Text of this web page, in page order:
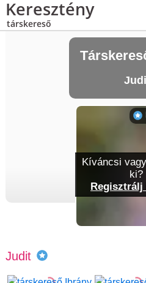
Keresztény
társkereső
Judit
Kíváncsi
ki?
Regisztrálj